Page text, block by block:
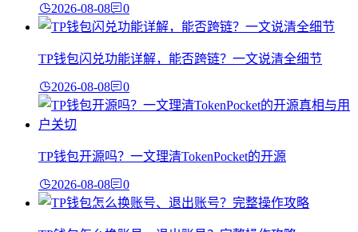
2026-08-08 0
TP钱包闪兑功能详解，能否跨链？一文说清全细节
2026-08-08 0
TP钱包开源吗？一文理清TokenPocket的开源
2026-08-08 0